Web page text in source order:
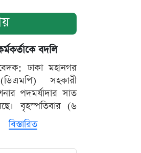
বদলি
ঢাকা মহানগর
সহকারী
পদমর্যাদার সাত
বৃহস্পতিবার (৬
বিস্তারিত